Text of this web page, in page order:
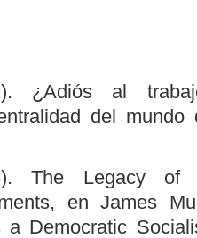
¿Adiós al
del
The Legacy of
en James
a Democratic